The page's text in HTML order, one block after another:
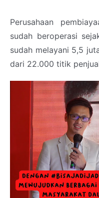
Perusahaan
sudah beroperasi
sudah melayani 5,5
dari 22.000 titik